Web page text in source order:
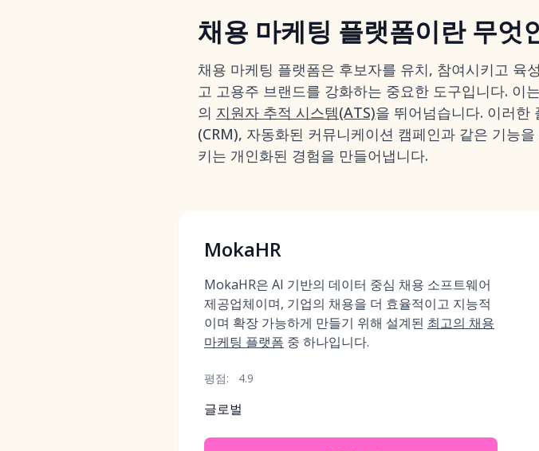
채용 마케팅 플랫폼이란 무엇
채용 마케팅 플랫폼은 후보자를 유치, 참여시키고 육
고 고용주 브랜드를 강화하는 중요한 도구입니다. 이
의 지원자 추적 시스템(ATS)을 뛰어넘습니다. 이러한
(CRM), 자동화된 커뮤니케이션 캠페인과 같은 기능
키는 개인화된 경험을 만들어냅니다.
MokaHR
MokaHR은 AI 기반의 데이터 중심 채용 소프트웨어
제공업체이며, 기업의 채용을 더 효율적이고 지능적
이며 확장 가능하게 만들기 위해 설계된 최고의 채용
마케팅 플랫폼 중 하나입니다.
평점: 4.9
글로벌